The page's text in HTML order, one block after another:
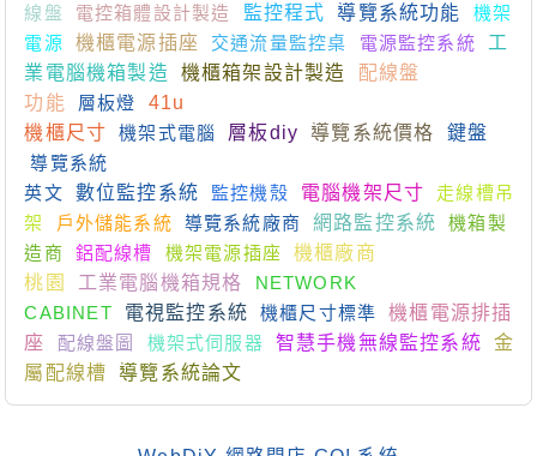
線盤
電控箱體設計製造 監控程式 導覽系統功能
機架
電源
機櫃電源插座 交通流量監控桌 電源監控系統
工
業電腦機箱製造
機櫃箱架設計製造
配線盤
功能
層板燈
41u
機櫃尺寸
機架式電腦 層板diy 導覽系統價格
鍵盤
導覽系統
英文
數位監控系統 監控機殼 電腦機架尺寸
走線槽吊
架
戶外儲能系統 導覽系統廠商 網路監控系統
機箱製
造商
鋁配線槽 機架電源插座
機櫃廠商
桃園
工業電腦機箱規格
NETWORK
CABINET
電視監控系統 機櫃尺寸標準
機櫃電源排插
座
配線盤圖 機架式伺服器 智慧手機無線監控系統
金
屬配線槽
導覽系統論文